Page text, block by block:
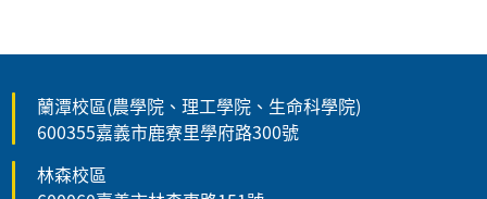
蘭潭校區(農學院、理工學院、生命科學院)
600355嘉義市鹿寮里學府路300號
林森校區